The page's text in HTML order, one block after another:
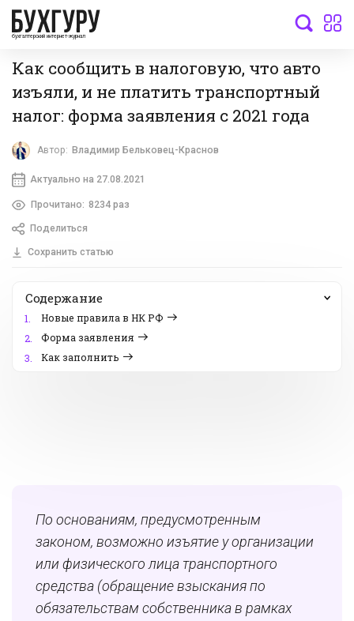
бухгалтерский интернет-журнал
Как сообщить в налоговую, что авто
изъяли, и не платить транспортный
налог: форма заявления с 2021 года
Автор: Владимир Бельковец-Краснов
Актуально на 27.08.2021
Прочитано: 8234 раз
Поделиться
Сохранить статью
Содержание
1.
Новые правила в НК РФ
2.
Форма заявления
3.
Как заполнить
По основаниям, предусмотренным
законом, возможно изъятие у организации
или физического лица транспортного
средства (обращение взыскания по
обязательствам собственника в рамках